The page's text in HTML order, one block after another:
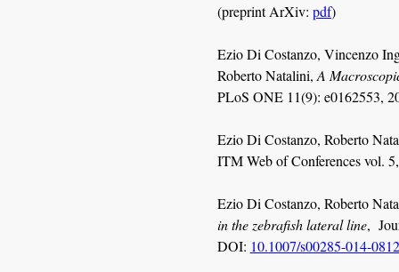
(preprintArXiv: pdf)
Ezio Di Costanzo, Vincenzo
Roberto Natalini, A
PLoS ONE 11(9): e0162553,
Ezio Di Costanzo, Roberto
ITM Web of Conferences vol.
Ezio Di Costanzo, Roberto
in the zebrafish lateral line,
DOI: 10.1007/s00285-014-